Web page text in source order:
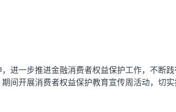
进一步推进金融消费者权益保护工作，不断
开展消费者权益保护教育宣传周活动，切